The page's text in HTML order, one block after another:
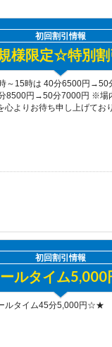
初回割引情報
様限定☆特別
～15時は 40分6500円→50
8500円→50分7000円 ※場
心よりお待ち申し上げてお
初回割引情報
ルタイム5,000
ルタイム45分5,000円☆★